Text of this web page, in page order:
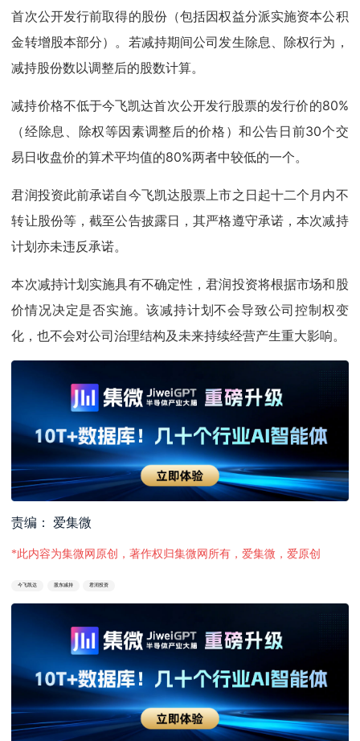
首次公开发行前取得的股份（包括因权益分派实施资本公积
金转增股本部分）。若减持期间公司发生除息、除权行为，
减持股份数以调整后的股数计算。
减持价格不低于今飞凯达首次公开发行股票的发行价的80%
（经除息、除权等因素调整后的价格）和公告日前30个交
易日收盘价的算术平均值的80%两者中较低的一个。
君润投资此前承诺自今飞凯达股票上市之日起十二个月内不
转让股份等，截至公告披露日，其严格遵守承诺，本次减持
计划亦未违反承诺。
本次减持计划实施具有不确定性，君润投资将根据市场和股
价情况决定是否实施。该减持计划不会导致公司控制权变
化，也不会对公司治理结构及未来持续经营产生重大影响。
责编： 爱集微
*此内容为集微网原创，著作权归集微网所有，爱集微，爱原创
今飞凯达 股东减持 君润投资